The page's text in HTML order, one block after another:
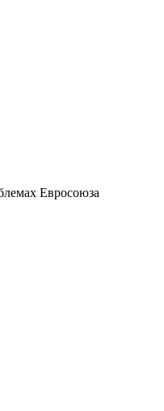
Евросоюза